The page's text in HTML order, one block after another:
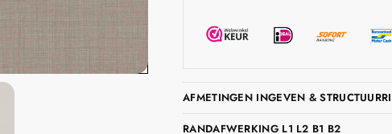
AFMETINGEN INGEVEN &
RANDAFWERKING L1 L2 B1 B2